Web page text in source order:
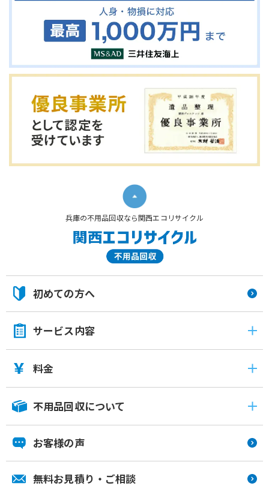
兵庫の不用品回収なら関西エコリサイクル
初めての方へ
サービス内容
料金
不用品回収について
お客様の声
無料お見積り・ご相談